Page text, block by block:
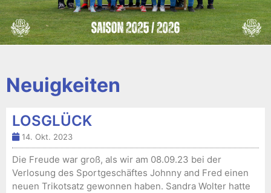
Neuigkeiten
LOSGLÜCK
14. Okt. 2023
Die Freude war groß, als wir am 08.09.23 bei der
Verlosung des Sportgeschäftes Johnny and Fred einen
neuen Trikotsatz gewonnen haben. Sandra Wolter hatte